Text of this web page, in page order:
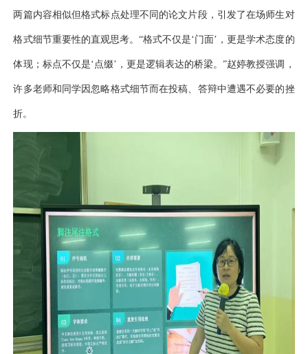
两篇内容相似但格式标点处理不同的论文片段，引发了在场师生对
格式细节重要性的直观思考。 “格式不仅是‘门面’，更是学术态度的
体现；标点不仅是‘点缀’，更是逻辑表达的桥梁。”赵婷教授强调，
许多老师和同学因忽略格式细节而在投稿、答辩中遭遇不必要的挫
折。